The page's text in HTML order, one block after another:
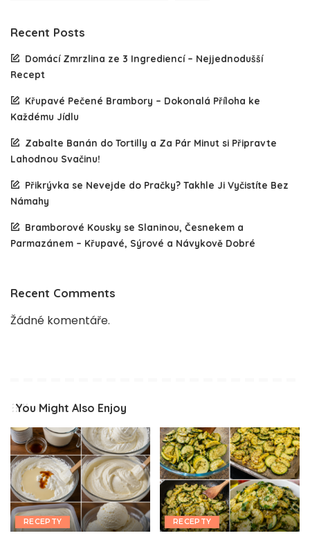
Recent Posts
Domácí Zmrzlina ze 3 Ingrediencí – Nejjednodušší
Recept
Křupavé Pečené Brambory – Dokonalá Příloha ke
Každému Jídlu
Zabalte Banán do Tortilly a Za Pár Minut si Připravte
Lahodnou Svačinu!
Přikrývka se Nevejde do Pračky? Takhle Ji Vyčistíte Bez
Námahy
Bramborové Kousky se Slaninou, Česnekem a
Parmazánem – Křupavé, Sýrové a Návykově Dobré
Recent Comments
Žádné komentáře.
You Might Also Enjoy
RECEPTY RECEPTY